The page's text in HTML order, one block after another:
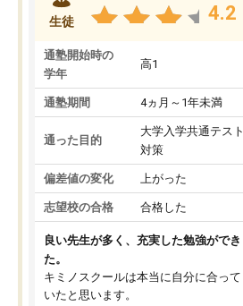
生徒 4.2
通塾開始時の
学年
高1
通塾期間 4ヵ月～1年未満
通った目的
大学入学共通テスト
対策
偏差値の変化 上がった
志望校の合格 合格した
良い先生が多く、充実した勉強ができ
た。
キミノスクールは本当に自分に合って
いたと思います。